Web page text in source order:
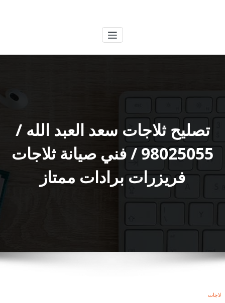
تصليح ثلاجات سعد العبد الله /
98025055 / فني صيانة ثلاجات
فريزرات برادات ممتاز
ثلاجات